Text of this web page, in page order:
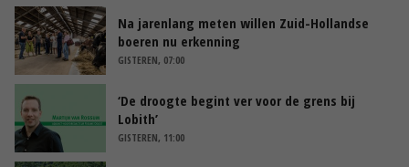
Na jarenlang meten willen Zuid-Hollandse
boeren nu erkenning
GISTEREN, 07:00
‘De droogte begint ver voor de grens bij
Lobith’
GISTEREN, 11:00